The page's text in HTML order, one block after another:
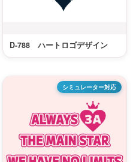
D-788 ハートロゴデザイン
シミュレーター対応